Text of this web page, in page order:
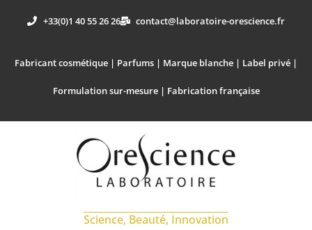
+33(0)1 40 55 26 26 contact@laboratoire-orescience.fr
Fabricant cosmétique | Parfums | Marque blanche | Label privé |
Formulation sur-mesure | Fabrication française
Science, Beauté, Innovation